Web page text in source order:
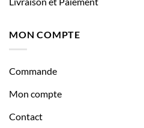
MON COMPTE
Commande
Mon compte
Contact